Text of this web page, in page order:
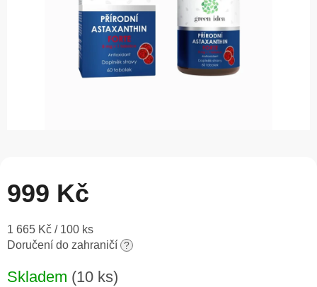
999 Kč
Měrná
cena:
1 665 Kč / 100 ks
Doručení do zahraničí ?
Skladem (10 ks)